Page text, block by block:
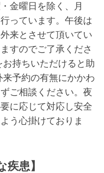
金曜日を除く、月
っています。午後は
来とさせて頂いてい
すのでご了承くださ
持ちいただけると助
予約の有無にかかわ
ご相談ください。夜
に応じて対応し安全
う心掛けておりま
疾患】